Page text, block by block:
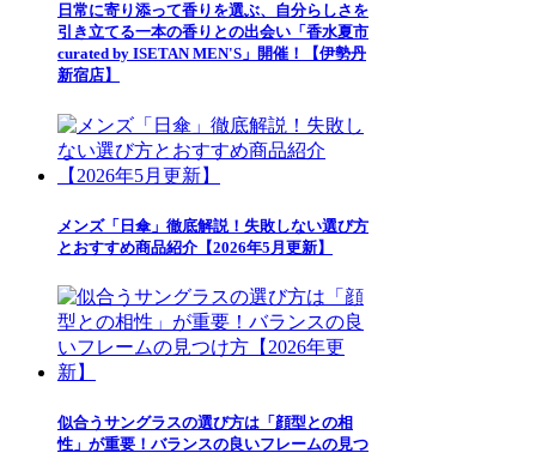
日常に寄り添って香りを選ぶ、自分らしさを
引き立てる一本の香りとの出会い「香水夏市
curated by ISETAN MEN'S」開催！【伊勢丹
新宿店】
メンズ「日傘」徹底解説！失敗しない選び方
とおすすめ商品紹介【2026年5月更新】
似合うサングラスの選び方は「顔型との相
性」が重要！バランスの良いフレームの見つ